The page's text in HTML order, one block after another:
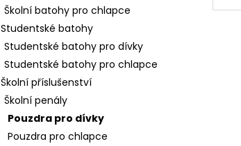
Školní batohy pro chlapce
Studentské batohy
Studentské batohy pro dívky
Studentské batohy pro chlapce
Školní příslušenství
Školní penály
Pouzdra pro dívky
Pouzdra pro chlapce